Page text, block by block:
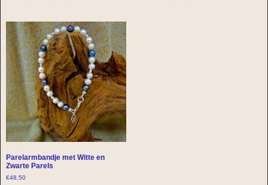
Parelarmbandje met Witte en
Zwarte Parels
€48,50